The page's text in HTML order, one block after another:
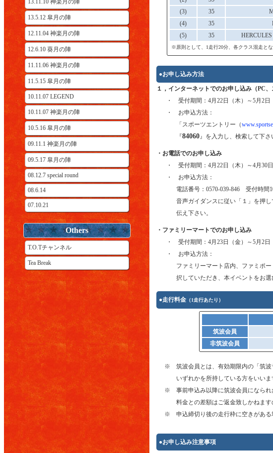
13.11.10 神楽月の陣
13.5.12 皐月の陣
12.11.04 神楽月の陣
12.6.10 葵月の陣
11.11.06 神楽月の陣
11.5.15 皐月の陣
10.11.07 LEGEND
10.11.07 神楽月の陣
10.5.16 皐月の陣
09.11.1 神楽月の陣
09.5.17 皐月の陣
08.12.7 special round
08.6.14
07.10.21
Others
T.O.Tチャンネル
Tea Break
(3)
35
(4)
35
(5)
35
※原則として、1走行20分、各クラス混走と
●お申し込み方法
１，インターネットでのお申し込み（PC、
・ 受付期間：4月22日（木）～5月2日
・ お申込方法：
「スポーツエントリー（
『84060』を入力し、検索して下さ
・お電話でのお申し込み
・ 受付期間：4月22日（木）～4月
・ お申込方法：
電話番号：0570-039-846 受付時間
音声ガイダンスに従い「１」を押
伝え下さい。
・ファミリーマートでのお申し込み
・ 受付期間：4月23日（金）～5月2日
・ お申込方法：
ファミリーマート店内、ファミポ
択していただき、本イベントをお選
●走行料金（1走行あたり）
筑波会員
非筑波会員
※ 筑波会員とは、有効期限内の「筑波
いずれかを所持している方をいいま
※ 事前申込み以降に筑波会員になられ
料金との差額はご返金致しかねます
※ 申込締切り後の走行枠に空きがある
●お申し込み注意事項